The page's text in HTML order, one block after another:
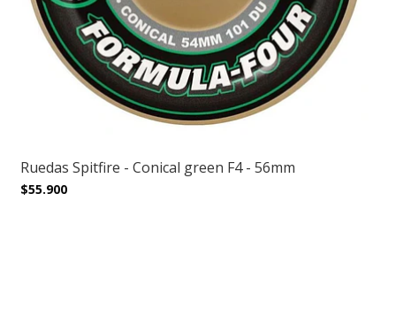
Ruedas Spitfire - Conical green F4 - 56mm
$55.900